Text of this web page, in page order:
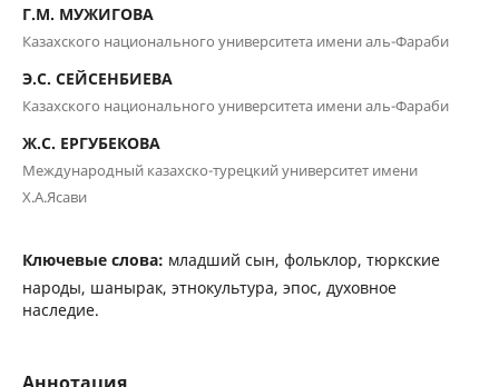
Г.М. МУЖИГОВА
Казахского национального университета имени аль-Фараби
Э.С. СЕЙСЕНБИЕВА
Казахского национального университета имени аль-Фараби
Ж.С. ЕРГУБЕКОВА
Международный казахско-турецкий университет имени
Х.А.Ясави
Ключевые слова: младший сын, фольклор, тюркские
народы, шанырак, этнокультура, эпос, духовное
наследие.